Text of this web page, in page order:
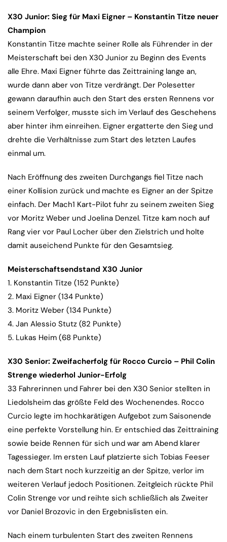
X30 Junior: Sieg für Maxi Eigner – Konstantin Titze neuer
Champion
Konstantin Titze machte seiner Rolle als Führender in der
Meisterschaft bei den X30 Junior zu Beginn des Events
alle Ehre. Maxi Eigner führte das Zeittraining lange an,
wurde dann aber von Titze verdrängt. Der Polesetter
gewann daraufhin auch den Start des ersten Rennens vor
seinem Verfolger, musste sich im Verlauf des Geschehens
aber hinter ihm einreihen. Eigner ergatterte den Sieg und
drehte die Verhältnisse zum Start des letzten Laufes
einmal um.
Nach Eröffnung des zweiten Durchgangs fiel Titze nach
einer Kollision zurück und machte es Eigner an der Spitze
einfach. Der Mach1 Kart-Pilot fuhr zu seinem zweiten Sieg
vor Moritz Weber und Joelina Denzel. Titze kam noch auf
Rang vier vor Paul Locher über den Zielstrich und holte
damit auseichend Punkte für den Gesamtsieg.
Meisterschaftsendstand X30 Junior
1. Konstantin Titze (152 Punkte)
2. Maxi Eigner (134 Punkte)
3. Moritz Weber (134 Punkte)
4. Jan Alessio Stutz (82 Punkte)
5. Lukas Heim (68 Punkte)
X30 Senior: Zweifacherfolg für Rocco Curcio – Phil Colin
Strenge wiederhol Junior-Erfolg
33 Fahrerinnen und Fahrer bei den X30 Senior stellten in
Liedolsheim das größte Feld des Wochenendes. Rocco
Curcio legte im hochkarätigen Aufgebot zum Saisonende
eine perfekte Vorstellung hin. Er entschied das Zeittraining
sowie beide Rennen für sich und war am Abend klarer
Tagessieger. Im ersten Lauf platzierte sich Tobias Feeser
nach dem Start noch kurzzeitig an der Spitze, verlor im
weiteren Verlauf jedoch Positionen. Zeitgleich rückte Phil
Colin Strenge vor und reihte sich schließlich als Zweiter
vor Daniel Brozovic in den Ergebnislisten ein.
Nach einem turbulenten Start des zweiten Rennens